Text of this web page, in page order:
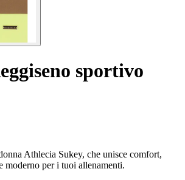
sportivo
Athlecia Sukey, che unisce comfort,
moderno per i tuoi allenamenti.